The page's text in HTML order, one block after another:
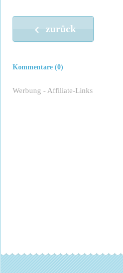
zurück
Kommentare (0)
Werbung - Affiliate-Links